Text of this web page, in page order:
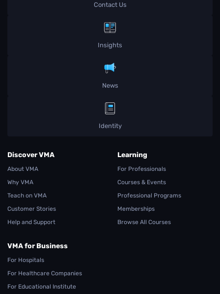
Contact Us
Insights
News
Identity
Discover VMA
About VMA
Why VMA
Teach on VMA
Customer Stories
Help and Support
Learning
For Professionals
Courses & Events
Professional Programs
Memberships
Browse All Courses
VMA for Business
For Hospitals
For Healthcare Companies
For Educational Institute